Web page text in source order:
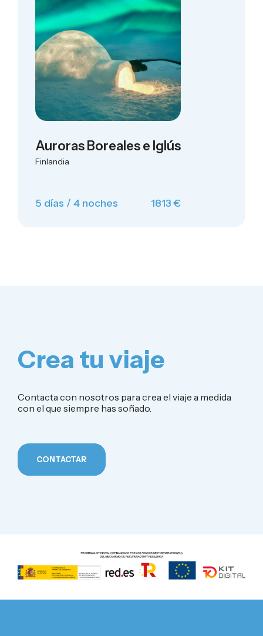
Auroras Boreales e Iglús
Finlandia
5 días / 4 noches 1813 €
Crea tu viaje
Contacta con nosotros para crea el viaje a medida
con el que siempre has soñado.
CONTACTAR